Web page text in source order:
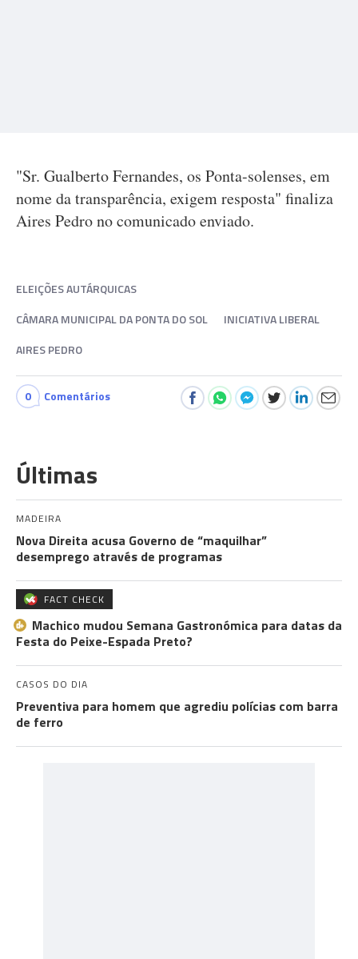
"Sr. Gualberto Fernandes, os Ponta-solenses, em
nome da transparência, exigem resposta" finaliza
Aires Pedro no comunicado enviado.
ELEIÇÕES AUTÁRQUICAS
CÂMARA MUNICIPAL DA PONTA DO SOL
INICIATIVA LIBERAL
AIRES PEDRO
0 Comentários
Últimas
MADEIRA
Nova Direita acusa Governo de “maquilhar”
desemprego através de programas
FACT CHECK
Machico mudou Semana Gastronómica para datas da
Festa do Peixe-Espada Preto?
CASOS DO DIA
Preventiva para homem que agrediu polícias com barra
de ferro